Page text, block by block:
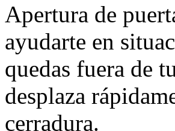
Apertura de
ayudarte en
quedas fuera de
desplaza
cerradura.